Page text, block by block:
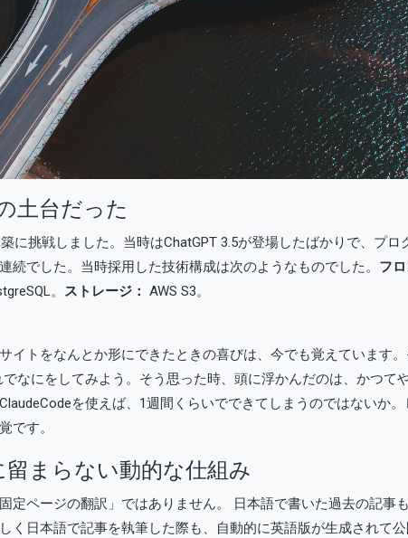
土台だった
に挑戦しました。当時はChatGPT 3.5が登場したばかりで、プ
続でした。当時採用した技術構成は次のようなものでした。 フ
。 ストレージ： AWS S3。
イトをなんとか形にできたときの喜びは、今でも覚えています
なにをしてみよう。そう思った時、頭に浮かんだのは、かつて
を使えば、1週間くらいでできてしまうのではないか
です。
留まらない動的な仕組み
定ページの翻訳」ではありません。 日本語で書いた過去の記事
く日本語で記事を執筆した際も、自動的に英語版が生成されて